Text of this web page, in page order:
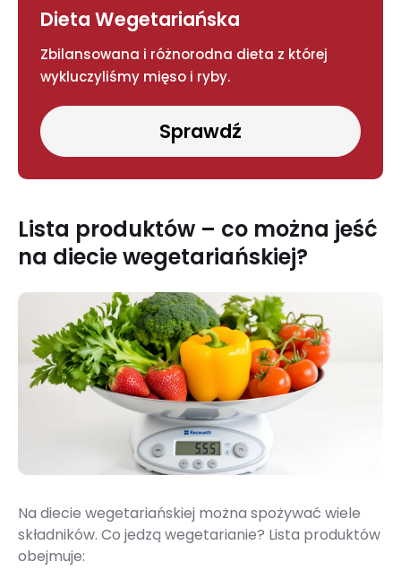
Dieta Wegetariańska
Zbilansowana i różnorodna dieta z której
wykluczyliśmy mięso i ryby.
Sprawdź
Lista produktów – co można jeść
na diecie wegetariańskiej?
Na diecie wegetariańskiej można spożywać wiele
składników. Co jedzą wegetarianie? Lista produktów
obejmuje: